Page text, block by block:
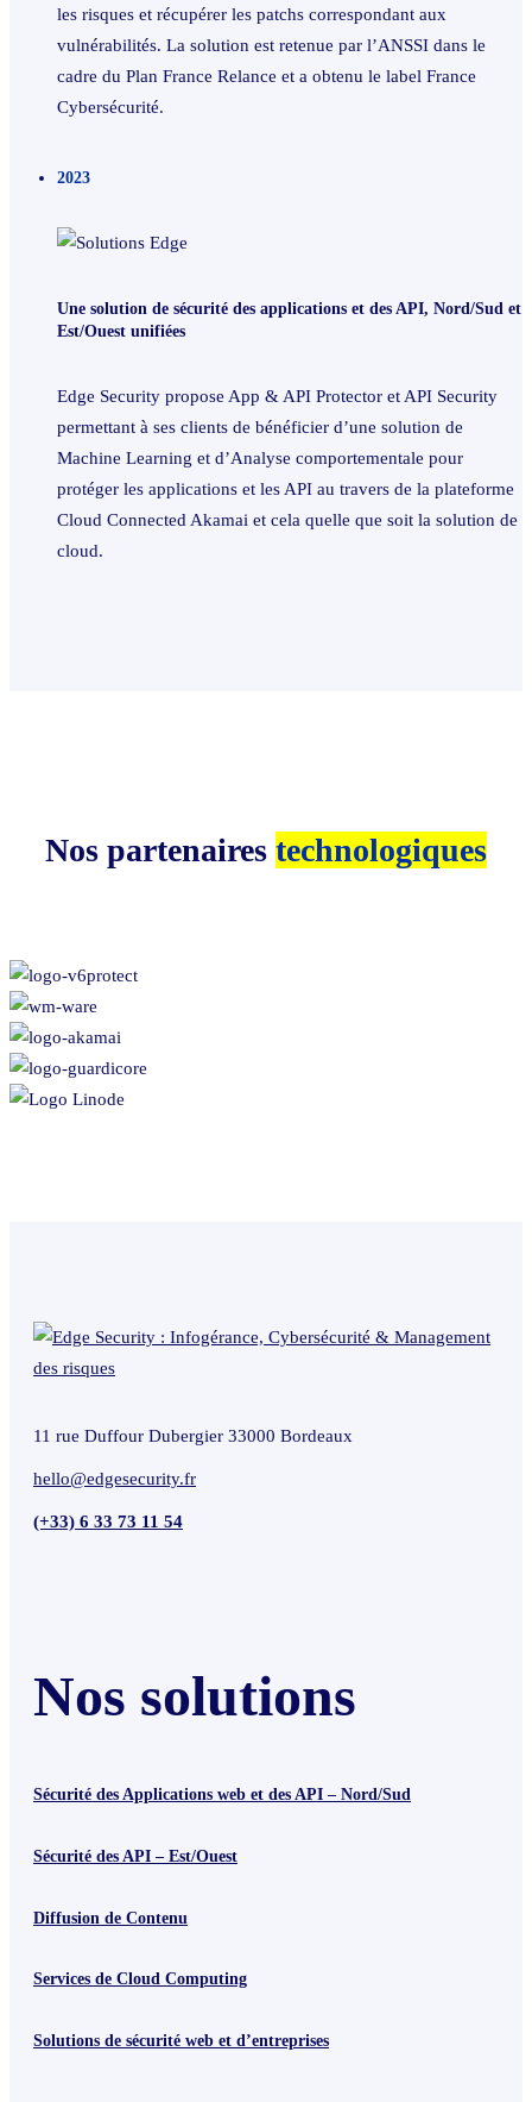
les risques et récupérer les patchs correspondant aux
vulnérabilités. La solution est retenue par l’ANSSI dans le
cadre du Plan France Relance et a obtenu le label France
Cybersécurité.
2023
Une solution de sécurité des applications et des API, Nord/Sud et
Est/Ouest unifiées
Edge Security propose App & API Protector et API Security
permettant à ses clients de bénéficier d’une solution de
Machine Learning et d’Analyse comportementale pour
protéger les applications et les API au travers de la plateforme
Cloud Connected Akamai et cela quelle que soit la solution de
cloud.
Nos partenaires technologiques
11 rue Duffour Dubergier 33000 Bordeaux
hello@edgesecurity.fr
(+33) 6 33 73 11 54
Nos solutions
Sécurité des Applications web et des API – Nord/Sud
Sécurité des API – Est/Ouest
Diffusion de Contenu
Services de Cloud Computing
Solutions de sécurité web et d’entreprises